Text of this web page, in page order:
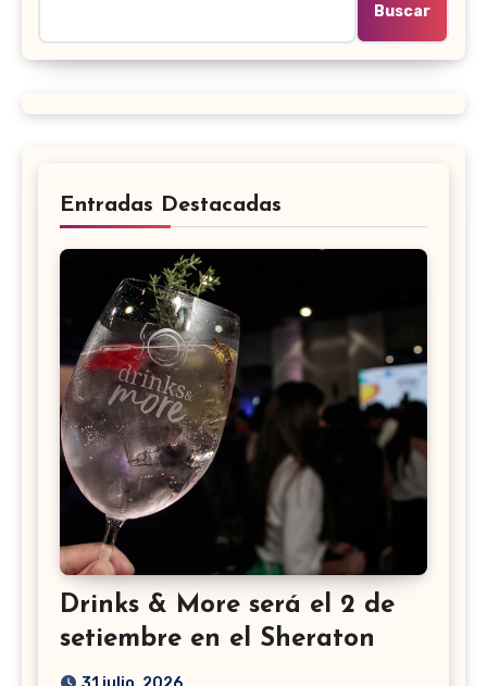
Buscar
Entradas Destacadas
Drinks & More será el 2 de
setiembre en el Sheraton